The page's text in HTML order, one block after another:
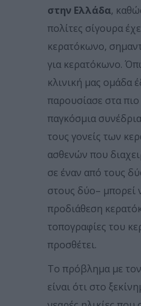
στην Ελλάδα,
πολίτες σίγουρα
κερατόκωνο,
για κερατόκωνο.
κλινική μας ομάδα
παρουσίασε στα πιο
παγκόσμια
τους γονείς των
ασθενών που
σε έναν από τους
στους δύο– μπορεί
προδιάθεση
τοπογραφίες του
προσθέτει.
Το πρόβλημα με
είναι ότι στο